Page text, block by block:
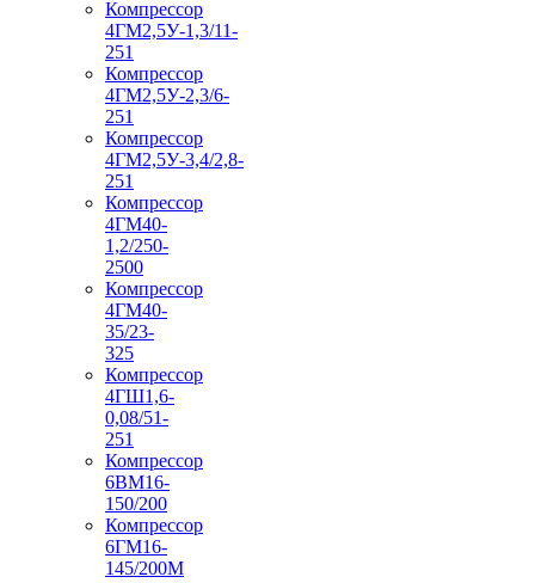
Компрессор
4ГМ2,5У-1,3/11-
251
Компрессор
4ГМ2,5У-2,3/6-
251
Компрессор
4ГМ2,5У-3,4/2,8-
251
Компрессор
4ГМ40-
1,2/250-
2500
Компрессор
4ГМ40-
35/23-
325
Компрессор
4ГШ1,6-
0,08/51-
251
Компрессор
6ВМ16-
150/200
Компрессор
6ГМ16-
145/200М